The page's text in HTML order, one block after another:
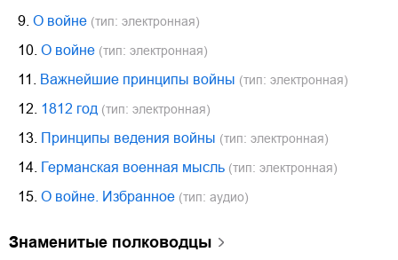
9. О войне (тип: электронная)
10. О войне (тип: электронная)
11. Важнейшие принципы войны (тип: электронная)
12. 1812 год (тип: электронная)
13. Принципы ведения войны (тип: электронная)
14. Германская военная мысль (тип: электронная)
15. О войне. Избранное (тип: аудио)
знаменитые полководцы